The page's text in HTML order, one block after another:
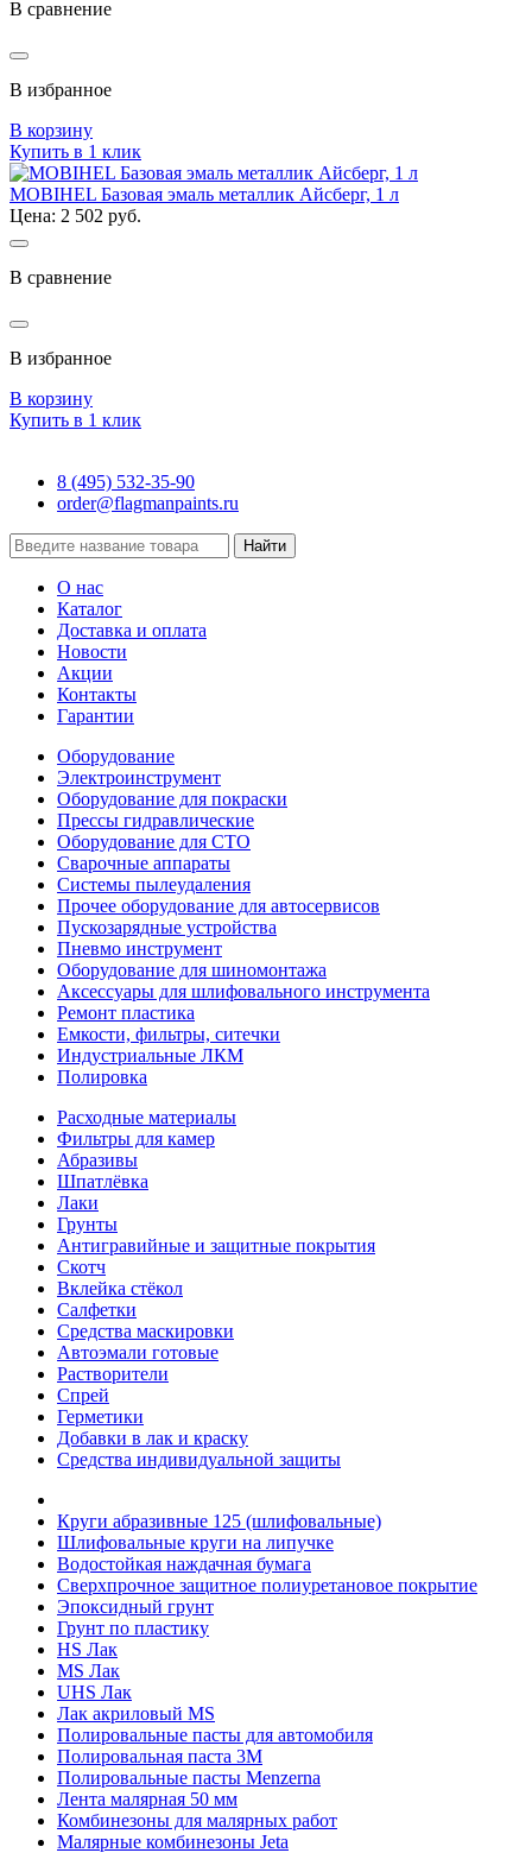
В сравнение
В избранное
В корзину
Купить в 1 клик
MOBIHEL Базовая эмаль металлик Айсберг, 1 л
Цена: 2 502 руб.
В сравнение
В избранное
В корзину
Купить в 1 клик
8 (495) 532-35-90
order@flagmanpaints.ru
Найти
О нас
Каталог
Доставка и оплата
Новости
Акции
Контакты
Гарантии
Оборудование
Электроинструмент
Оборудование для покраски
Прессы гидравлические
Оборудование для СТО
Сварочные аппараты
Системы пылеудаления
Прочее оборудование для автосервисов
Пускозарядные устройства
Пневмо инструмент
Оборудование для шиномонтажа
Аксессуары для шлифовального инструмента
Ремонт пластика
Емкости, фильтры, ситечки
Индустриальные ЛКМ
Полировка
Расходные материалы
Фильтры для камер
Абразивы
Шпатлёвка
Лаки
Грунты
Антигравийные и защитные покрытия
Скотч
Вклейка стёкол
Салфетки
Средства маскировки
Автоэмали готовые
Растворители
Спрей
Герметики
Добавки в лак и краску
Средства индивидуальной защиты
Круги абразивные 125 (шлифовальные)
Шлифовальные круги на липучке
Водостойкая наждачная бумага
Сверхпрочное защитное полиуретановое покрытие
Эпоксидный грунт
Грунт по пластику
HS Лак
MS Лак
UHS Лак
Лак акриловый MS
Полировальные пасты для автомобиля
Полировальная паста 3М
Полировальные пасты Menzerna
Лента малярная 50 мм
Комбинезоны для малярных работ
Малярные комбинезоны Jeta